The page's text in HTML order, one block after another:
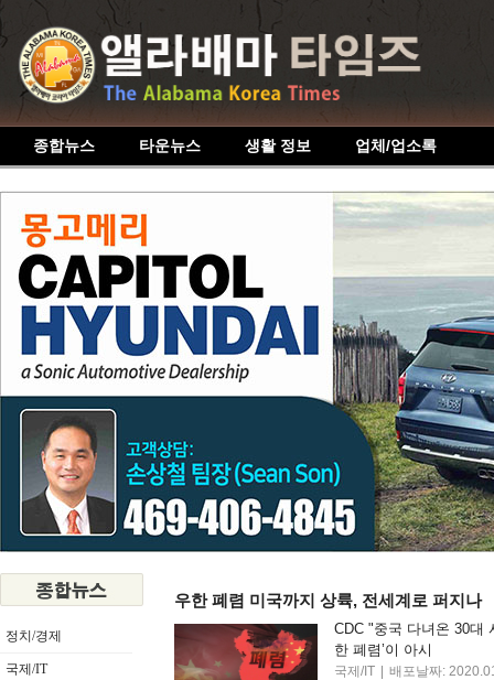
종합뉴스 타운뉴스 생활 정보 업체/업소록
정치/경제
국제/IT
우한 폐렴 미국까지 상륙, 전세계로 퍼지나
CDC "중국 다녀온 30
한 폐렴’이 아시
국제/IT 배포날짜: